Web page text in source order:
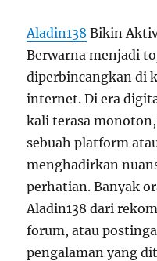
Aladin138 Bikin
Berwarna menjadi
diperbincangkan di
internet. Di era
kali terasa
sebuah platform
menghadirkan
perhatian. Banyak
Aladin138 dari
forum, atau
pengalaman yang